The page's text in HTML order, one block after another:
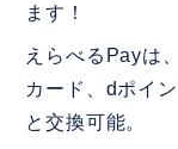
ます！
えらべるPayは
カード、dポイ
と交換可能。